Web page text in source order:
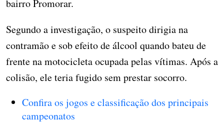
bairro Promorar.
Segundo a investigação, o suspeito dirigia na
contramão e sob efeito de álcool quando bateu de
frente na motocicleta ocupada pelas vítimas. Após a
colisão, ele teria fugido sem prestar socorro.
Confira os jogos e classificação dos principais
campeonatos